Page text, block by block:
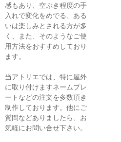
感もあり、空ぶき程度の手
入れで変化をめでる、ある
いは楽しみとされる方が多
く、また、そのようなご使
用方法をおすすめしており
ます。
当アトリエでは、特に屋外
に取り付けますネームプレ
ートなどの注文を多数頂き
制作しております。他にご
質問などありましたら、お
気軽にお問い合せ下さい。